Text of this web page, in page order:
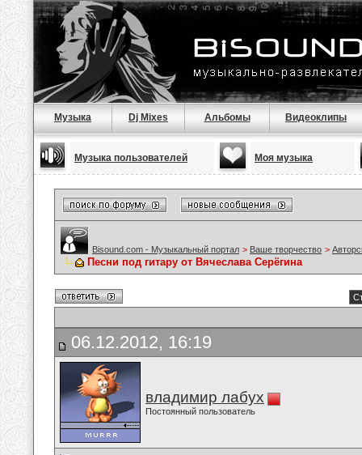
Музыка Dj Mixes Альбомы Видеоклипы
Музыка пользователей Моя музыка
Bisound.com - Музыкальный портал > Ваше творчество >
Песни под гитару от Вячеслава Серёгина
06.12.2012, 16:19
владимир лабух
Постоянный пользователь